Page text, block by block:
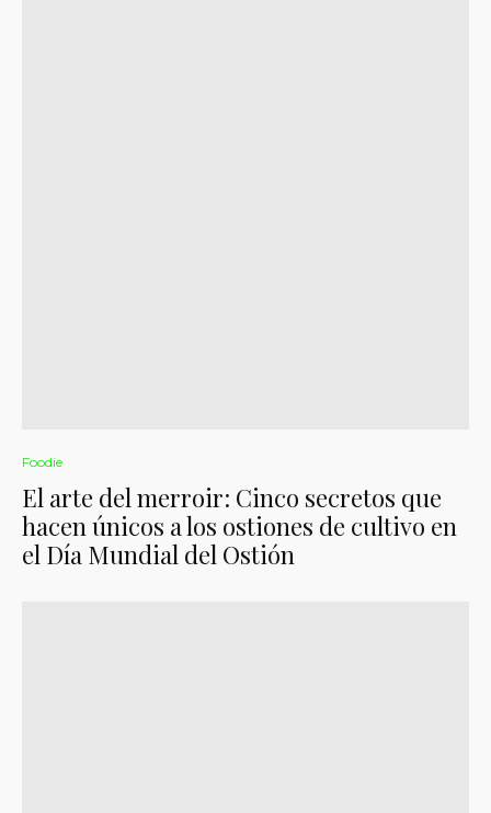
Foodie
El arte del merroir: Cinco secretos que
hacen únicos a los ostiones de cultivo en
el Día Mundial del Ostión